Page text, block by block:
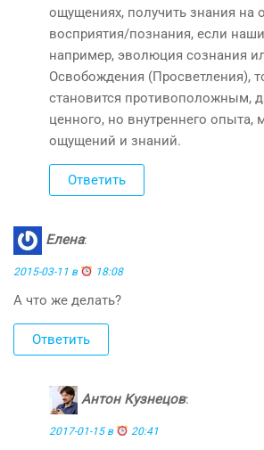
ощущениях, получить знания на
восприятия/познания, если
например, эволюция сознания
Освобождения (Просветления),
становится противоположным,
ценного, но внутреннего опыта,
ощущений и знаний.
Ответить
Елена:
2015-03-11 в 18:08
А что же делать?
Ответить
Антон Кузнецов:
2017-01-15 в 20:41